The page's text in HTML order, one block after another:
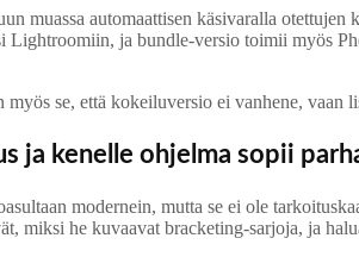
muassa automaattisen käsivaralla
Lightroomiin, ja bundle-versio toimii myös
se, että kokeiluversio ei vanhene, vaan
ja kenelle ohjelma sopii
modernein, mutta se ei ole
miksi he kuvaavat bracketing-sarjoja, ja